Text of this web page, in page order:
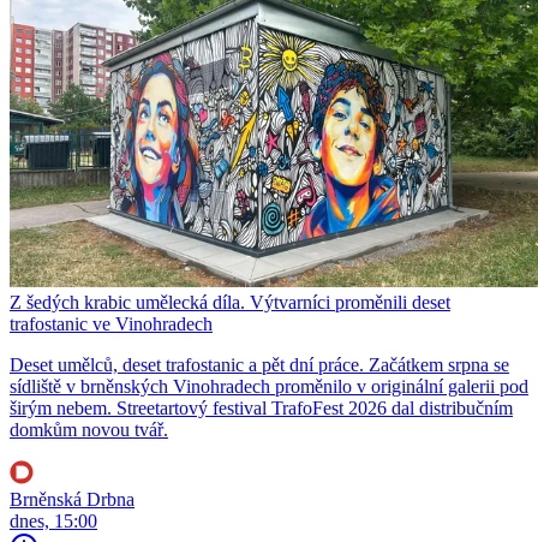
Z šedých krabic umělecká díla. Výtvarníci proměnili deset
trafostanic ve Vinohradech
Deset umělců, deset trafostanic a pět dní práce. Začátkem srpna se
sídliště v brněnských Vinohradech proměnilo v originální galerii pod
širým nebem. Streetartový festival TrafoFest 2026 dal distribučním
domkům novou tvář.
Brněnská Drbna
dnes, 15:00